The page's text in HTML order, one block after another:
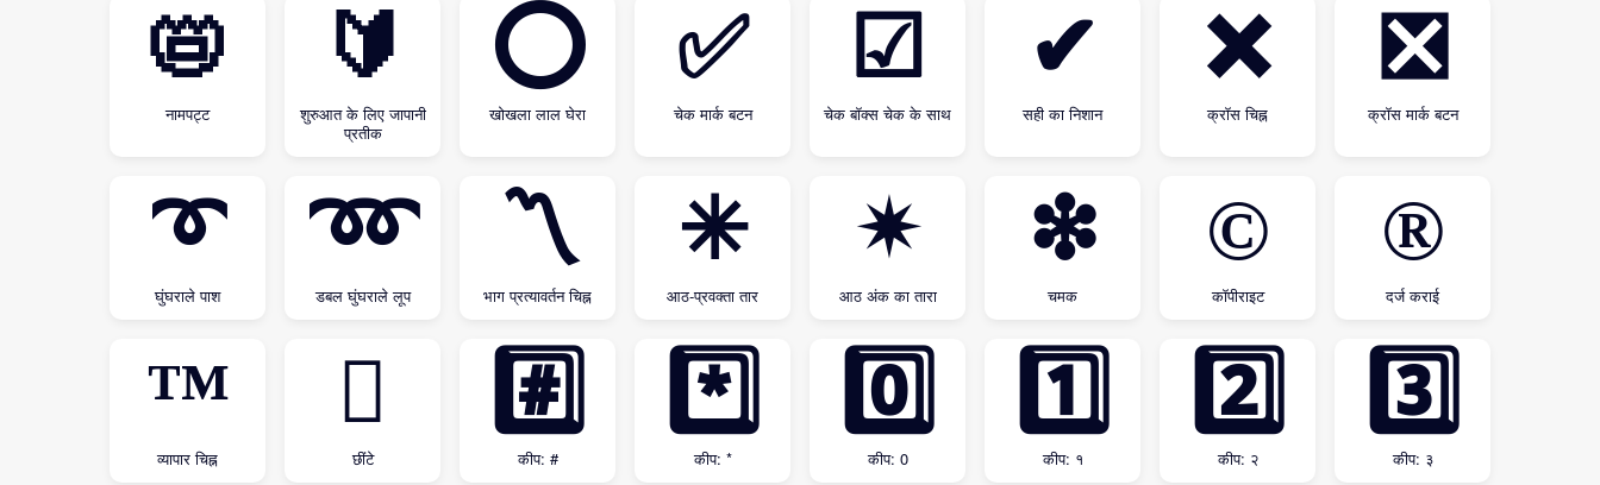
📛
नामपट्ट
🔰
शुरुआत के लिए जापानी
प्रतीक
⭕
खोखला लाल घेरा
✅
चेक मार्क बटन
☑
चेक बॉक्स चेक के साथ
✔
सही का निशान
❌
क्रॉस चिह्न
❎
क्रॉस मार्क बटन
➰
घुंघराले पाश
➿
डबल घुंघराले लूप
〽
भाग प्रत्यावर्तन चिह्न
✳
आठ-प्रवक्ता तार
✴
आठ अंक का तारा
❇
चमक
©
कॉपीराइट
®
दर्ज कराई
™
व्यापार चिह्न
🫟
छींटे
#️⃣
कीप: #
*️⃣
कीप: *
0️⃣
कीप: 0
1️⃣
कीप: १
2️⃣
कीप: २
3️⃣
कीप: ३